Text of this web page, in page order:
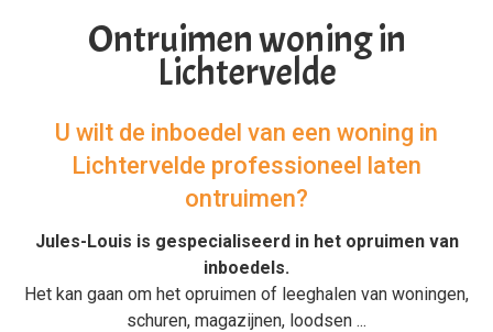
Ontruimen woning in
Lichtervelde
U wilt de inboedel van een woning in
Lichtervelde professioneel laten
ontruimen?
Jules-Louis is gespecialiseerd in het opruimen van
inboedels.
Het kan gaan om het opruimen of leeghalen van woningen,
schuren, magazijnen, loodsen ...